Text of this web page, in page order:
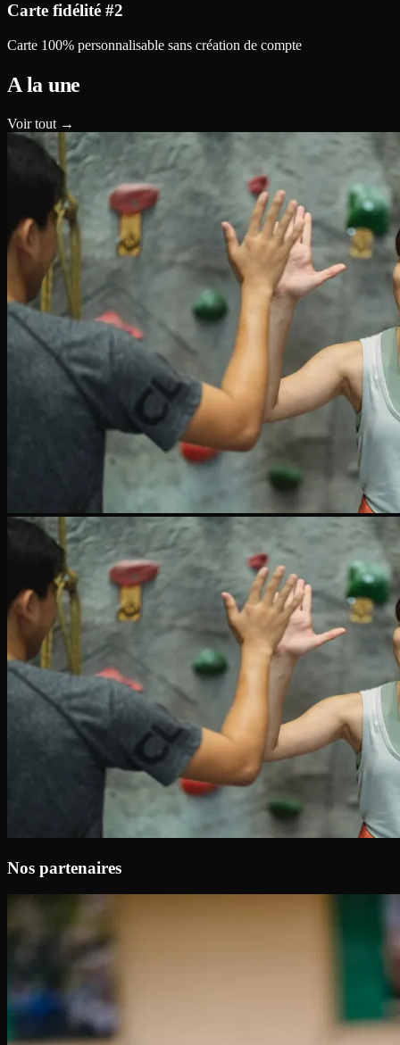
Carte fidélité #2
Carte 100% personnalisable sans création de compte
A la une
Voir tout →
Nos partenaires